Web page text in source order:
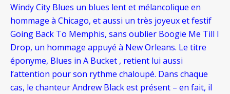
Windy City Blues un blues lent et mélancolique en
hommage à Chicago, et aussi un très joyeux et festif
Going Back To Memphis, sans oublier Boogie Me Till I
Drop, un hommage appuyé à New Orleans. Le titre
éponyme, Blues in A Bucket , retient lui aussi
l’attention pour son rythme chaloupé. Dans chaque
cas, le chanteur Andrew Black est présent – en fait, il